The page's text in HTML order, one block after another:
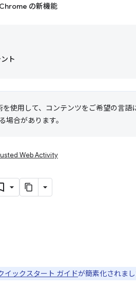
Chrome の新機能
ト
を使用して、コンテンツをご希望の言語
場合があります。
Web Activity
イックスタート ガイドが簡素化されまし